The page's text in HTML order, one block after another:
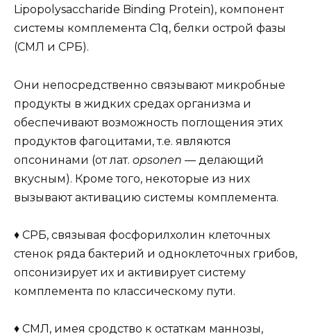
Lipopolysaccharide Binding Protein), компонент
системы комплемента C1q, белки острой фазы
(СМЛ и СРБ).
Они непосредственно связывают микробные
продукты в жидких средах организма и
обеспечивают возможность поглощения этих
продуктов фагоцитами, т.е. являются
опсонинами (от лат. opsonen — делающий
вкусным). Кроме того, некоторые из них
вызывают активацию системы комплемента.
♦ СРБ, связывая фосфорилхолин клеточных
стенок ряда бактерий и одноклеточных грибов,
опсонизирует их и активирует систему
комплемента по классическому пути.
♦ СМЛ, имея сродство к остаткам маннозы,